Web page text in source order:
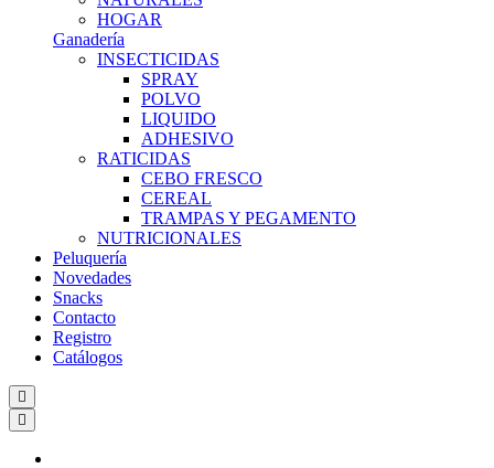
HOGAR
Ganadería
INSECTICIDAS
SPRAY
POLVO
LIQUIDO
ADHESIVO
RATICIDAS
CEBO FRESCO
CEREAL
TRAMPAS Y PEGAMENTO
NUTRICIONALES
Peluquería
Novedades
Snacks
Contacto
Registro
Catálogos